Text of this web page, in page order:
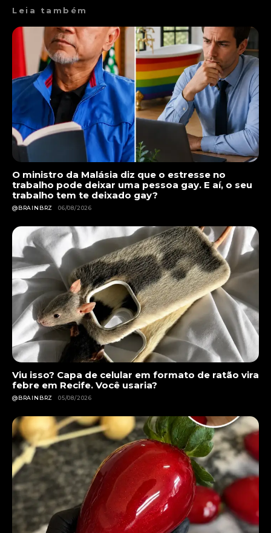
Leia também
O ministro da Malásia diz que o estresse no
trabalho pode deixar uma pessoa gay. E aí, o seu
trabalho tem te deixado gay?
@BRAINBRZ 06/08/2026
Viu isso? Capa de celular em formato de ratão vira
febre em Recife. Você usaria?
@BRAINBRZ 05/08/2026